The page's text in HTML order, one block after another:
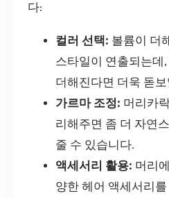
다:
컬러 선택: 볼륨이 더
스타일이 연출되는데
더해진다면 더욱 돋
가르마 조정: 머리카
리해주면 좀 더 자연
줄 수 있습니다.
액세서리 활용: 머리
양한 헤어 액세서리